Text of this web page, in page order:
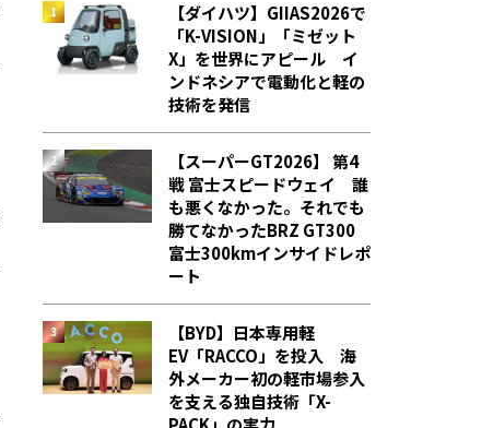
【ダイハツ】GIIAS2026で
「K-VISION」「ミゼット
X」を世界にアピール イ
ンドネシアで電動化と軽の
技術を発信
【スーパーGT2026】 第4
戦 富士スピードウェイ 誰
も悪くなかった。それでも
勝てなかった――BRZ GT300
富士300kmインサイドレポ
ート
【BYD】日本専用軽
EV「RACCO」を投入 海
外メーカー初の軽市場参入
を支える独自技術「X-